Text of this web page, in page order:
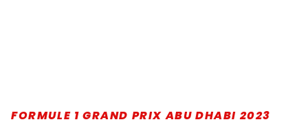
FORMULE 1 GRAND PRIX ABU DHABI 2023